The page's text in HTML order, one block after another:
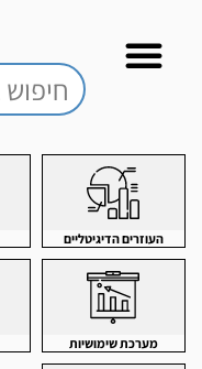
העוזרים הדיגיטליים
מערכת שימושיות